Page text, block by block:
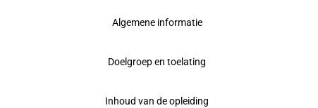
Algemene informatie
Doelgroep en toelating
Inhoud van de opleiding